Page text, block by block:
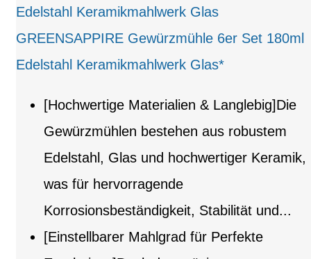
GREENSAPPIRE Gewürzmühle 6er Set 180ml
Edelstahl Keramikmahlwerk Glas*
[Hochwertige Materialien & Langlebig]Die
Gewürzmühlen bestehen aus robustem
Edelstahl, Glas und hochwertiger Keramik,
was für hervorragende
Korrosionsbeständigkeit, Stabilität und...
[Einstellbarer Mahlgrad für Perfekte